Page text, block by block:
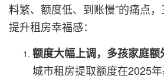
料繁、额度低、到账慢”的痛点
提升租房幸福感：
额度大幅上调，多孩家庭额
城市租房提取额度在2025年